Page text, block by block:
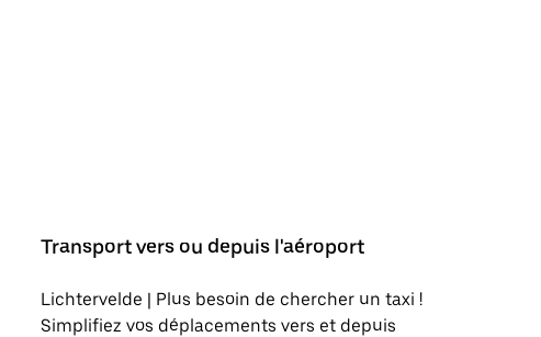
Transport vers ou depuis l'aéroport
Lichtervelde | Plus besoin de chercher un taxi !
Simplifiez vos déplacements vers et depuis